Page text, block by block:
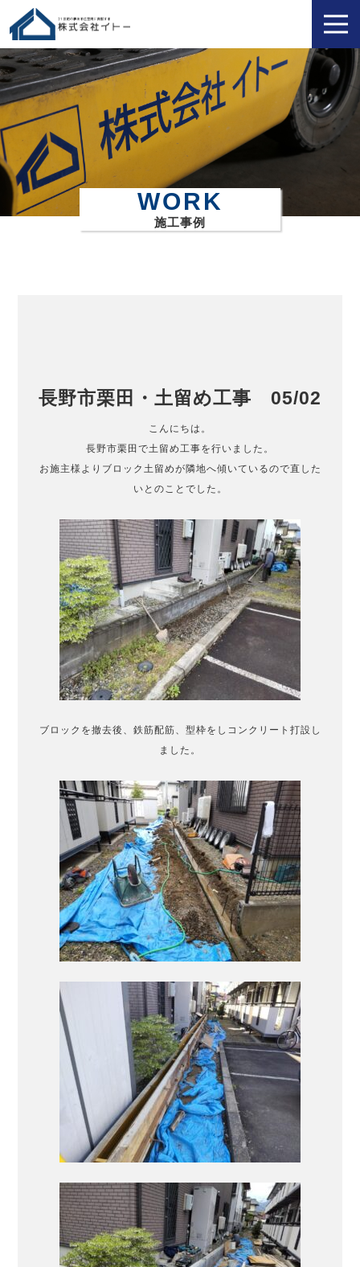
WORK
施工事例
長野市栗田・土留め工事 05/02
こんにちは。
長野市栗田で土留め工事を行いました。
お施主様よりブロック土留めが隣地へ傾いているので直した
いとのことでした。
ブロックを撤去後、鉄筋配筋、型枠をしコンクリート打設し
ました。